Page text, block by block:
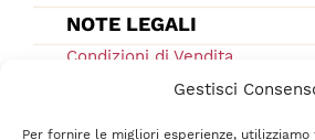
Gestisci
Per fornire le migliori esperienze,
NOTE LEGALI
Condizioni di Vendita
Ordini e Spedizioni